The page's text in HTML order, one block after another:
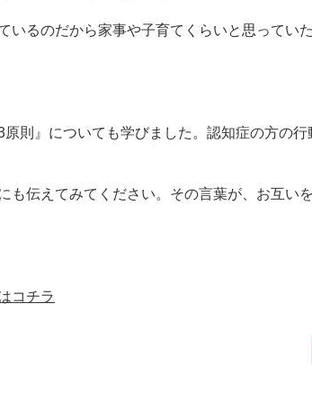
るのだから家事や子育てくらいと思ってい
則』についても学びました。認知症の方の
伝えてみてください。その言葉が、お互い
コチラ